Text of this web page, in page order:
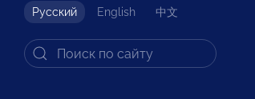
Русский English 中文